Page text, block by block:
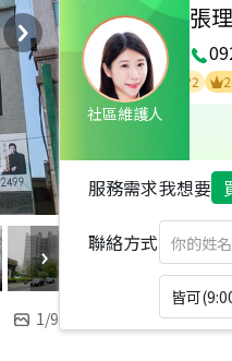
1/9
社區維護人
張
2024年4月區業績TOP2
2023
服務需求我想要
聯絡方式
皆可